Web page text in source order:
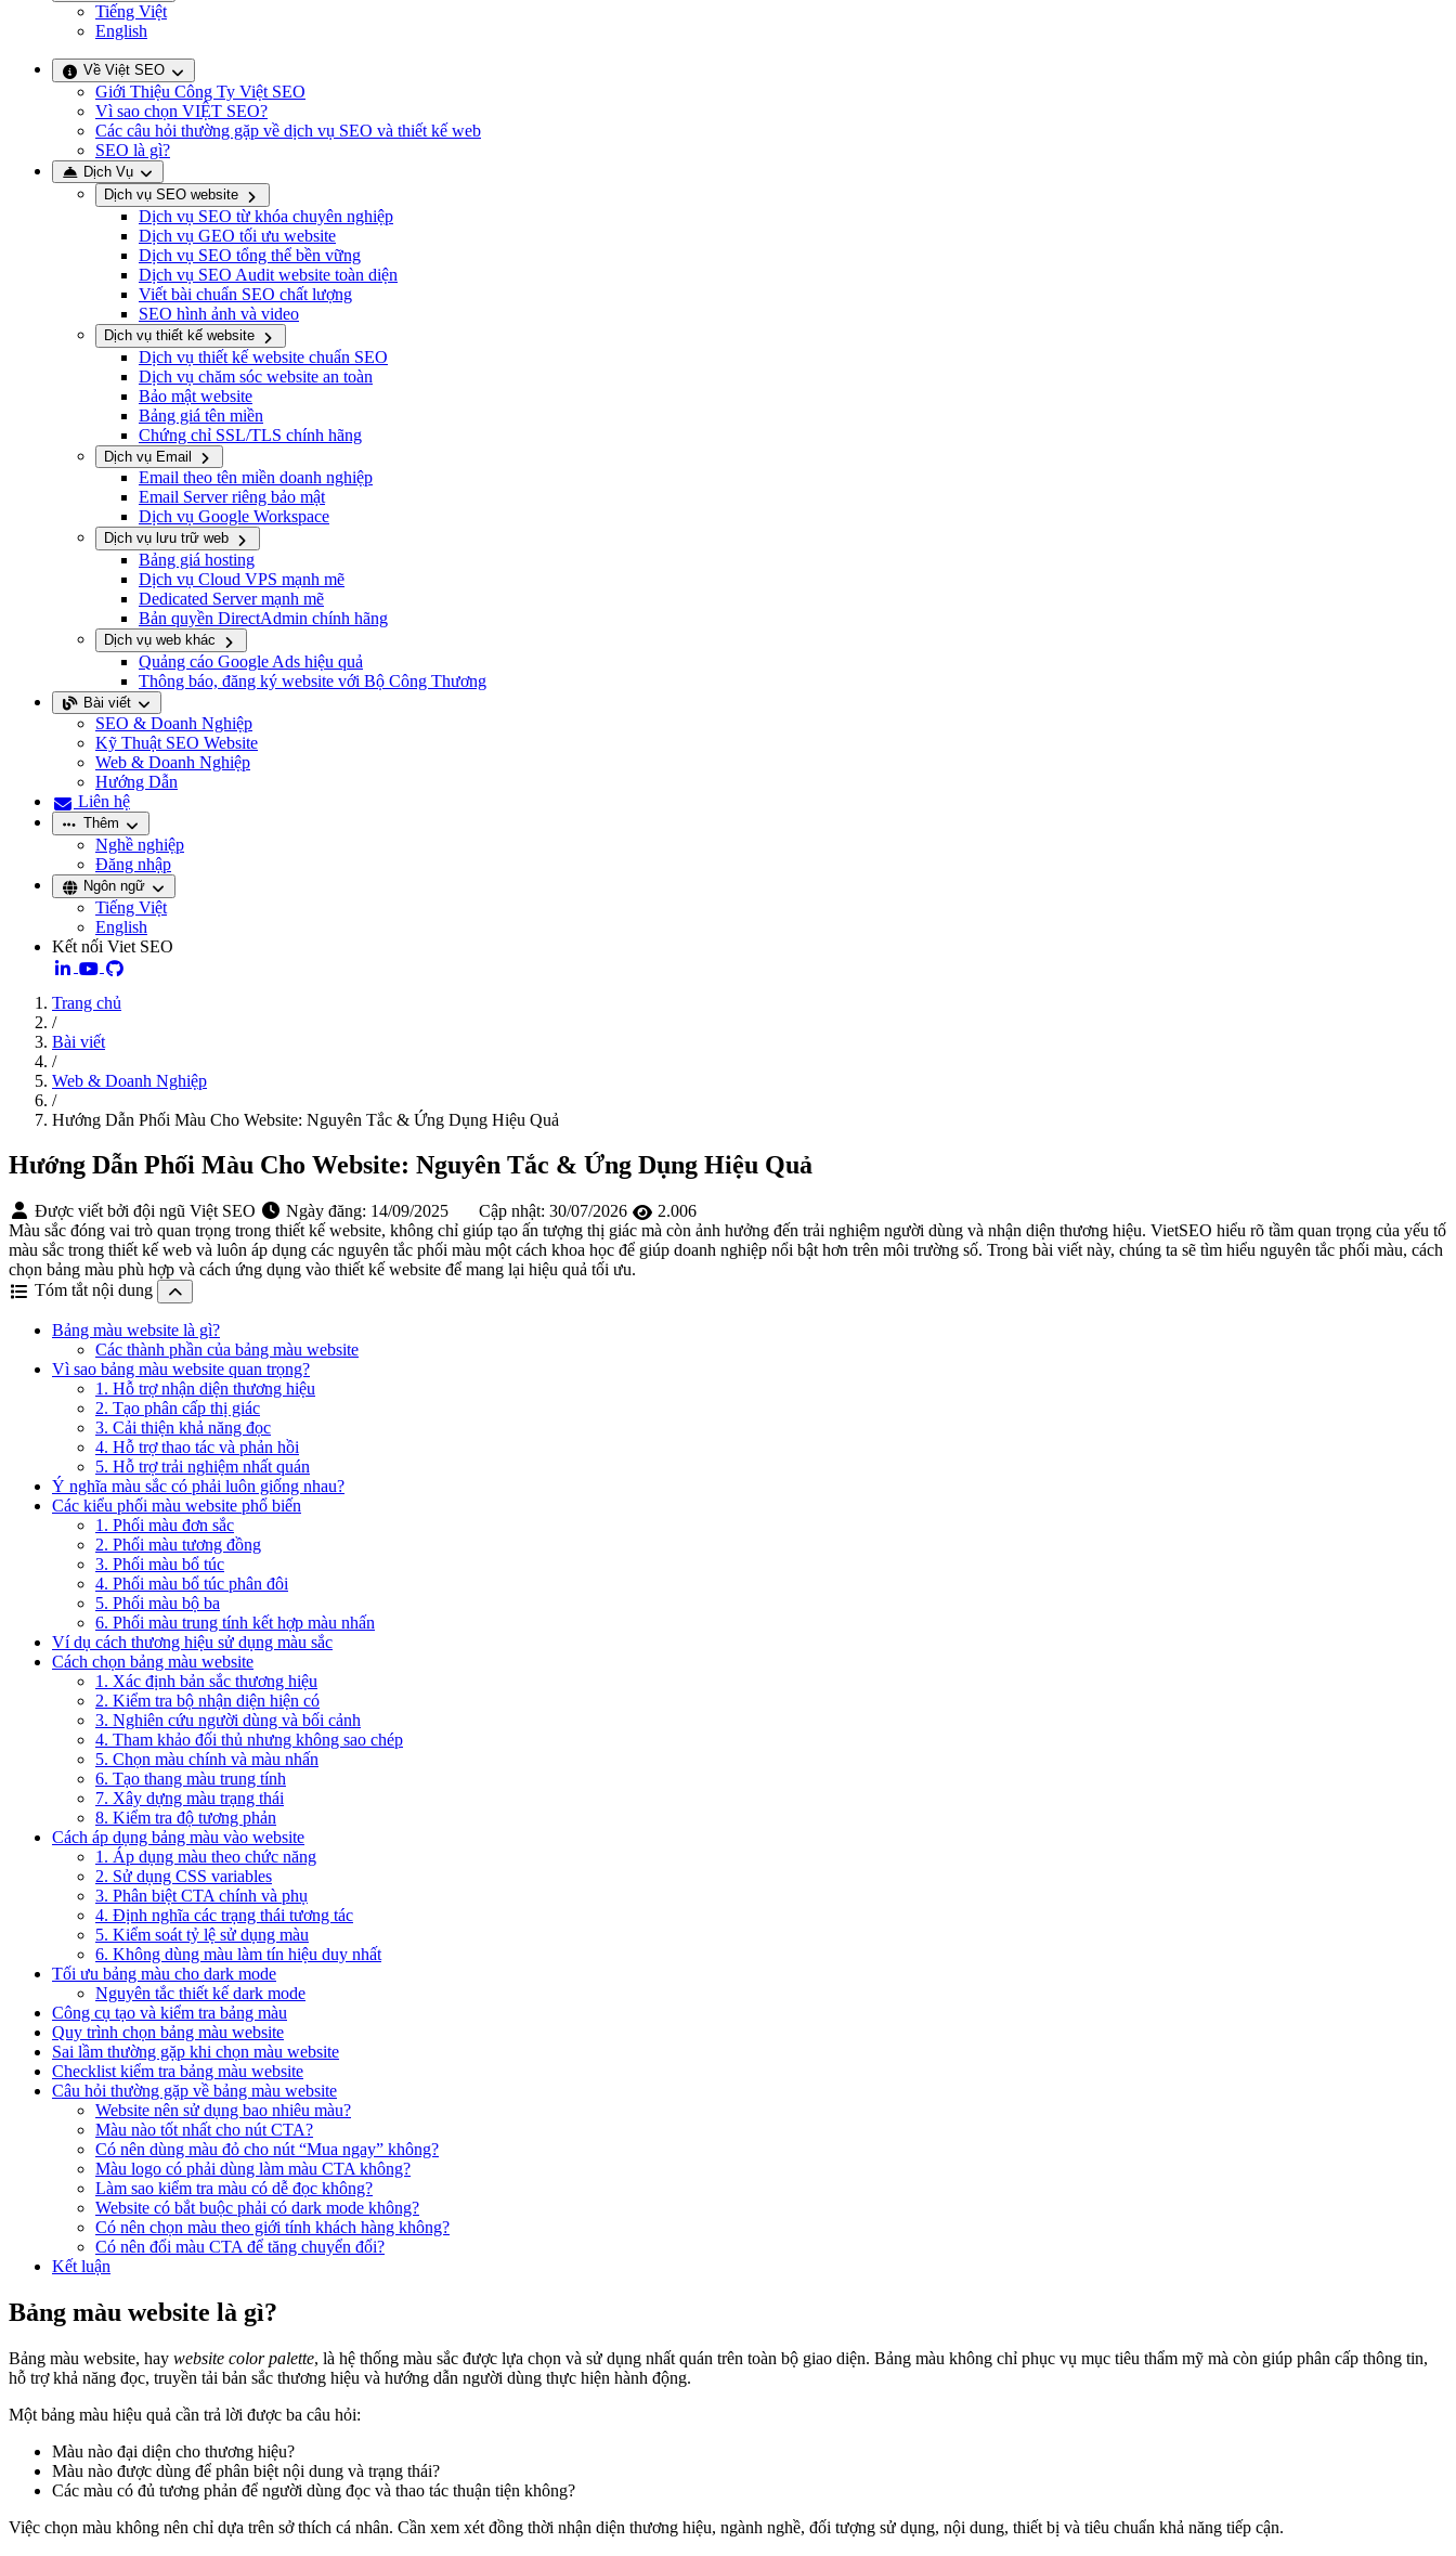
Tiếng Việt
English
Về Việt SEO
Giới Thiệu Công Ty Việt SEO
Vì sao chọn VIỆT SEO?
Các câu hỏi thường gặp về dịch vụ SEO và thiết kế web
SEO là gì?
Dịch Vụ
Dịch vụ SEO website
Dịch vụ SEO từ khóa chuyên nghiệp
Dịch vụ GEO tối ưu website
Dịch vụ SEO tổng thể bền vững
Dịch vụ SEO Audit website toàn diện
Viết bài chuẩn SEO chất lượng
SEO hình ảnh và video
Dịch vụ thiết kế website
Dịch vụ thiết kế website chuẩn SEO
Dịch vụ chăm sóc website an toàn
Bảo mật website
Bảng giá tên miền
Chứng chỉ SSL/TLS chính hãng
Dịch vụ Email
Email theo tên miền doanh nghiệp
Email Server riêng bảo mật
Dịch vụ Google Workspace
Dịch vụ lưu trữ web
Bảng giá hosting
Dịch vụ Cloud VPS mạnh mẽ
Dedicated Server mạnh mẽ
Bản quyền DirectAdmin chính hãng
Dịch vụ web khác
Quảng cáo Google Ads hiệu quả
Thông báo, đăng ký website với Bộ Công Thương
Bài viết
SEO & Doanh Nghiệp
Kỹ Thuật SEO Website
Web & Doanh Nghiệp
Hướng Dẫn
Liên hệ
Thêm
Nghề nghiệp
Đăng nhập
Ngôn ngữ
Tiếng Việt
English
Kết nối Viet SEO
Trang chủ
/
Bài viết
/
Web & Doanh Nghiệp
/
Hướng Dẫn Phối Màu Cho Website: Nguyên Tắc & Ứng Dụng Hiệu Quả
Hướng Dẫn Phối Màu Cho Website: Nguyên Tắc & Ứng Dụng Hiệu Quả
Được viết bởi đội ngũ Việt SEO Ngày đăng: 14/09/2025 Cập nhật: 30/07/2026
2.006
Màu sắc đóng vai trò quan trọng trong thiết kế website, không chỉ giúp tạo ấn tượng thị giác mà còn ảnh hưởng đến trải nghiệm người dùng và nhận diện thương hiệu. VietSEO hiểu rõ tầm quan trọng của yếu tố
màu sắc trong thiết kế web và luôn áp dụng các nguyên tắc phối màu một cách khoa học để giúp doanh nghiệp nổi bật hơn trên môi trường số. Trong bài viết này, chúng ta sẽ tìm hiểu nguyên tắc phối màu, cách
chọn bảng màu phù hợp và cách ứng dụng vào thiết kế website để mang lại hiệu quả tối ưu.
Tóm tắt nội dung
Bảng màu website là gì?
Các thành phần của bảng màu website
Vì sao bảng màu website quan trọng?
1. Hỗ trợ nhận diện thương hiệu
2. Tạo phân cấp thị giác
3. Cải thiện khả năng đọc
4. Hỗ trợ thao tác và phản hồi
5. Hỗ trợ trải nghiệm nhất quán
Ý nghĩa màu sắc có phải luôn giống nhau?
Các kiểu phối màu website phổ biến
1. Phối màu đơn sắc
2. Phối màu tương đồng
3. Phối màu bổ túc
4. Phối màu bổ túc phân đôi
5. Phối màu bộ ba
6. Phối màu trung tính kết hợp màu nhấn
Ví dụ cách thương hiệu sử dụng màu sắc
Cách chọn bảng màu website
1. Xác định bản sắc thương hiệu
2. Kiểm tra bộ nhận diện hiện có
3. Nghiên cứu người dùng và bối cảnh
4. Tham khảo đối thủ nhưng không sao chép
5. Chọn màu chính và màu nhấn
6. Tạo thang màu trung tính
7. Xây dựng màu trạng thái
8. Kiểm tra độ tương phản
Cách áp dụng bảng màu vào website
1. Áp dụng màu theo chức năng
2. Sử dụng CSS variables
3. Phân biệt CTA chính và phụ
4. Định nghĩa các trạng thái tương tác
5. Kiểm soát tỷ lệ sử dụng màu
6. Không dùng màu làm tín hiệu duy nhất
Tối ưu bảng màu cho dark mode
Nguyên tắc thiết kế dark mode
Công cụ tạo và kiểm tra bảng màu
Quy trình chọn bảng màu website
Sai lầm thường gặp khi chọn màu website
Checklist kiểm tra bảng màu website
Câu hỏi thường gặp về bảng màu website
Website nên sử dụng bao nhiêu màu?
Màu nào tốt nhất cho nút CTA?
Có nên dùng màu đỏ cho nút “Mua ngay” không?
Màu logo có phải dùng làm màu CTA không?
Làm sao kiểm tra màu có dễ đọc không?
Website có bắt buộc phải có dark mode không?
Có nên chọn màu theo giới tính khách hàng không?
Có nên đổi màu CTA để tăng chuyển đổi?
Kết luận
Bảng màu website là gì?
Bảng màu website, hay website color palette, là hệ thống màu sắc được lựa chọn và sử dụng nhất quán trên toàn bộ giao diện. Bảng màu không chỉ phục vụ mục tiêu thẩm mỹ mà còn giúp phân cấp thông tin,
hỗ trợ khả năng đọc, truyền tải bản sắc thương hiệu và hướng dẫn người dùng thực hiện hành động.
Một bảng màu hiệu quả cần trả lời được ba câu hỏi:
Màu nào đại diện cho thương hiệu?
Màu nào được dùng để phân biệt nội dung và trạng thái?
Các màu có đủ tương phản để người dùng đọc và thao tác thuận tiện không?
Việc chọn màu không nên chỉ dựa trên sở thích cá nhân. Cần xem xét đồng thời nhận diện thương hiệu, ngành nghề, đối tượng sử dụng, nội dung, thiết bị và tiêu chuẩn khả năng tiếp cận.